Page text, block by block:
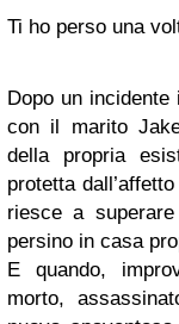
Ti ho perso una
Dopo un
con il marito
della propria
protetta
riesce a
persino in casa
E quando,
morto,